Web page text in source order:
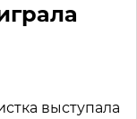
выступала